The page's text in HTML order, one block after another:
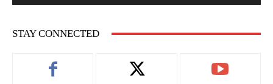
STAY CONNECTED